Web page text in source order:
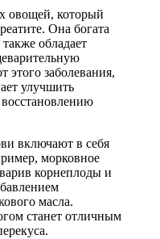
овощей, который
Она богата
обладает
этого заболевания,
улучшить
включают в себя
морковное
корнеплоды и
масла.
станет отличным